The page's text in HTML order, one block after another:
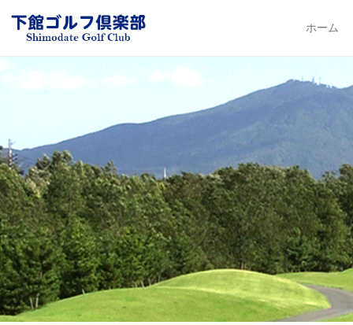
Primary
Skip to
ホーム